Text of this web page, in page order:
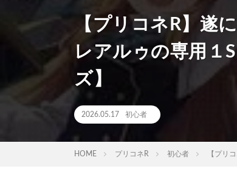
【プリコネR】遂
レアルゥの専用１
ズ】
2026.05.17 初心者
HOME プリコネR 初心者 【プリ